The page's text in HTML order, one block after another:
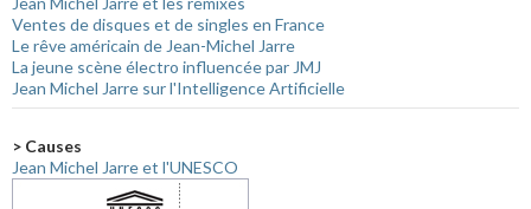
Ventes de disques et de singles en France
Le rêve américain de Jean-Michel Jarre
La jeune scène électro influencée par JMJ
Jean Michel Jarre sur l'Intelligence Artificielle
> Causes
Jean Michel Jarre et l'UNESCO